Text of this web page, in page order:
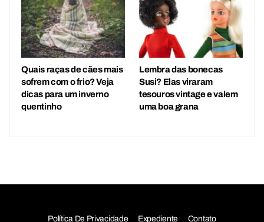
Quais raças de cães mais
sofrem com o frio? Veja
dicas para um inverno
quentinho
Lembra das bonecas
Susi? Elas viraram
tesouros vintage e valem
uma boa grana
Política De Privacidade Expediente Contato